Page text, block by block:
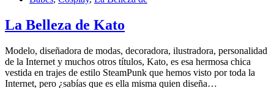
La Belleza de Kato
Modelo, diseñadora de modas, decoradora, ilustradora, personalidad
de la Internet y muchos otros títulos, Kato, es esa hermosa chica
vestida en trajes de estilo SteamPunk que hemos visto por toda la
Internet, pero ¿sabías que es ella misma quien diseña…